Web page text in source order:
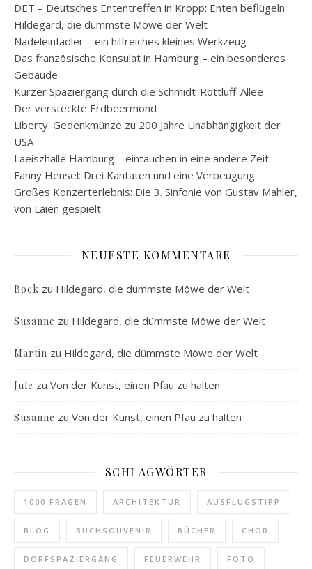
DET – Deutsches Ententreffen in Kropp: Enten beflügeln
Hildegard, die dümmste Möwe der Welt
Nadeleinfädler – ein hilfreiches kleines Werkzeug
Das französische Konsulat in Hamburg – ein besonderes
Gebäude
Kurzer Spaziergang durch die Schmidt-Rottluff-Allee
Der versteckte Erdbeermond
Liberty: Gedenkmünze zu 200 Jahre Unabhängigkeit der
USA
Laeiszhalle Hamburg – eintauchen in eine andere Zeit
Fanny Hensel: Drei Kantaten und eine Verbeugung
Großes Konzerterlebnis: Die 3. Sinfonie von Gustav Mahler,
von Laien gespielt
NEUESTE KOMMENTARE
Bock zu Hildegard, die dümmste Möwe der Welt
Susanne zu Hildegard, die dümmste Möwe der Welt
Martin zu Hildegard, die dümmste Möwe der Welt
Jule zu Von der Kunst, einen Pfau zu halten
Susanne zu Von der Kunst, einen Pfau zu halten
SCHLAGWÖRTER
1000 FRAGEN ARCHITEKTUR AUSFLUGSTIPP
BLOG BUCHSOUVENIR BÜCHER CHOR
DORFSPAZIERGANG FEUERWEHR FOTO